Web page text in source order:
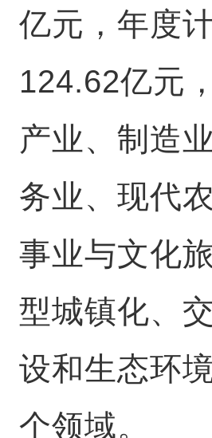
亿元，年度
124.62亿元
产业、制造
务业、现代
事业与文化
型城镇化、
设和生态环
个领域。